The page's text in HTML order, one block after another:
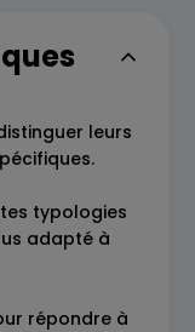
leurs
typologies
adapté à
répondre à